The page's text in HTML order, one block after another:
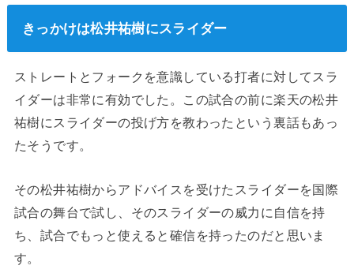
きっかけは松井祐樹にスライダー
ストレートとフォークを意識している打者に対してスラ
イダーは非常に有効でした。この試合の前に楽天の松井
祐樹にスライダーの投げ方を教わったという裏話もあっ
たそうです。
その松井祐樹からアドバイスを受けたスライダーを国際
試合の舞台で試し、そのスライダーの威力に自信を持
ち、試合でもっと使えると確信を持ったのだと思いま
す。